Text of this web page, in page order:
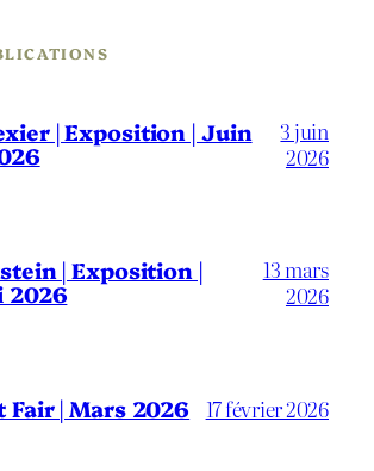
| Exposition | Juin
3 juin
2026
| Exposition |
2026
13 mars
2026
| Mars 2026 17 février 2026